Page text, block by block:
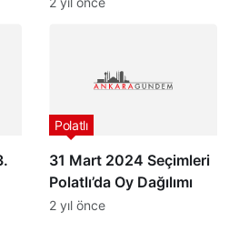
31 Mart 2024 Seçimleri
Polatlı’da Oy Dağılımı
2 yıl önce